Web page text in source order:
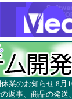
業のお知らせ 8月
返事、商品の発送